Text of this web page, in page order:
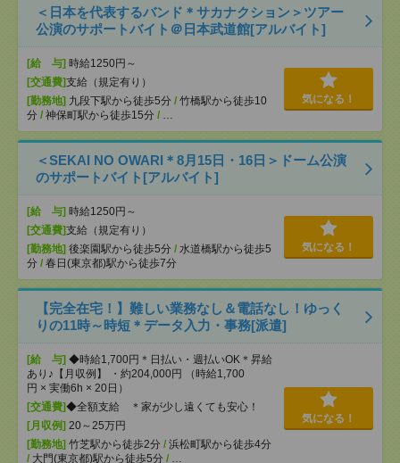
＜日本を代表するバンド＊サカナクション＞ツアー
公演のサポートバイト＠日本武道館[アルバイト]
[給 与] 時給1250円～
[交通費]支給（規定有り）
[勤務地] 九段下駅から徒歩5分 / 竹橋駅から徒歩10
分 / 神保町駅から徒歩15分 / …
気になる！
＜SEKAI NO OWARI＊8月15日・16日＞ドーム公演
のサポートバイト[アルバイト]
[給 与] 時給1250円～
[交通費]支給（規定有り）
[勤務地] 後楽園駅から徒歩5分 / 水道橋駅から徒歩5
分 / 春日(東京都)駅から徒歩7分
気になる！
【完全在宅！】難しい業務なし＆電話なし！ゆっく
りの11時～時短＊データ入力・事務[派遣]
[給 与] ◆時給1,700円＊日払い・週払いOK＊昇給
あり♪【月収例】 ・約204,000円 （時給1,700
円 × 実働6h × 20日）
[交通費]◆全額支給 ＊家が少し遠くても安心！
[月収例] 20～25万円
[勤務地] 竹芝駅から徒歩2分 / 浜松町駅から徒歩4分
/ 大門(東京都)駅から徒歩5分 / …
気になる！